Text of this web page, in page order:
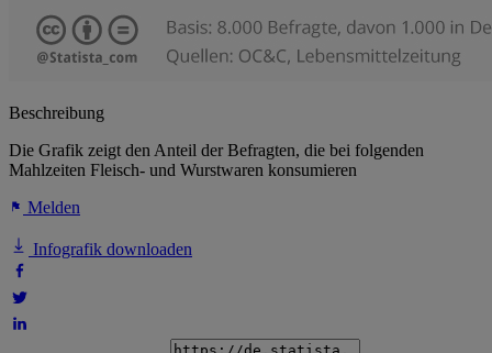
Beschreibung
Die Grafik zeigt den Anteil der Befragten, die bei folgenden
Mahlzeiten Fleisch- und Wurstwaren konsumieren
Melden
Infografik downloaden